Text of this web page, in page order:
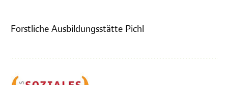
Forstliche Ausbildungsstätte Pichl